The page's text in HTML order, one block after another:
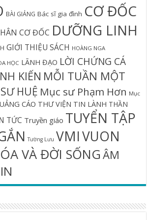
BÀI GIẢNG Bác sĩ gia đình CƠ ĐỐC
CƠ ĐỐC DƯỠNG LINH
GIỚI THIỆU SÁCH HOÀNG NGA
HỌC LÃNH ĐẠO LỜI CHỨNG CÁ
KIẾN MỖI TUẦN MỘT
HUỆ Mục sư Phạm Hơn Mục
CÁO THƯ VIỆN TIN LÀNH THẦN
TỨC Truyền giáo TUYỂN TẬP
Tường Lưu VMIVUON
VÀ ĐỜI SỐNGÂM